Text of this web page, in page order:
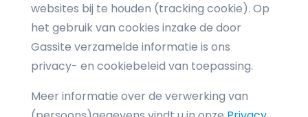
websites bij te houden (tracking cookie). Op
het gebruik van cookies inzake de door
Gassite verzamelde informatie is ons
privacy- en cookiebeleid van toepassing.
Meer informatie over de verwerking van